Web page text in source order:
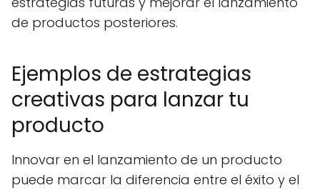
de productos posteriores.
Ejemplos de estrategias
creativas para lanzar tu
producto
Innovar en el lanzamiento de un producto
puede marcar la diferencia entre el éxito y el